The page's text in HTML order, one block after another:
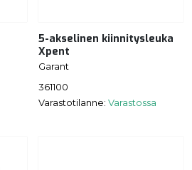
5-akselinen kiinnitysleuka
Xpent
Garant
361100
Varastotilanne: Varastossa